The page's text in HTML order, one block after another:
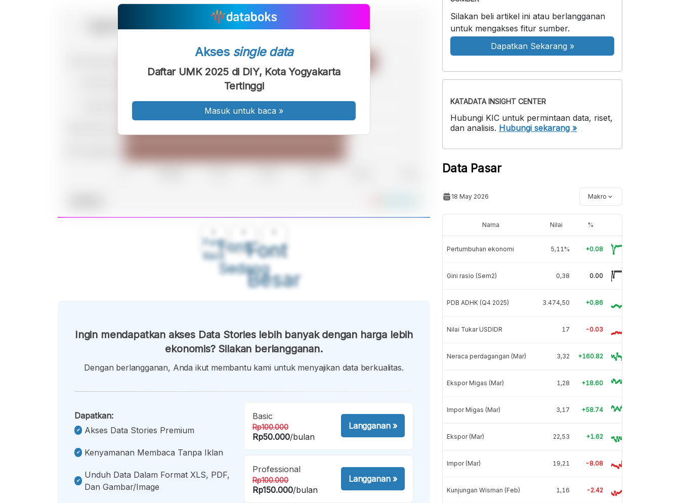
Font
Kecil
Font
Sedang
Font
Besar
Akses single data
Daftar UMK 2025 di DIY, Kota Yogyakarta
Tertinggi
Masuk untuk baca »
Ingin mendapatkan akses Data Stories lebih banyak dengan harga lebih
ekonomis? Silakan berlangganan.
Dengan berlangganan, Anda ikut membantu kami untuk menyajikan data berkualitas.
Dapatkan:
Akses Data Stories Premium
Kenyamanan Membaca Tanpa Iklan
Unduh Data Dalam Format XLS, PDF,
Dan Gambar/image
Basic
Rp100.000
Rp50.000/bulan
Langganan»
Professional
Rp100.000
Rp150.000/bulan
Langganan»
Silakan beli artikel ini atau berlangganan
untuk mengakses fitur sumber.
Dapatkan Sekarang »
KATADATA INSIGHT CENTER
Hubungi KIC untuk permintaan data, riset,
dan analisis. Hubungi sekarang »
Data Pasar
18 May 2026 Makro
Nama Nilai %
Pertumbuhan ekonomi 5,11% +0.08
Gini rasio (Sem2) 0,38 0.00
PDB ADHK (Q4 2025) 3.474,50 +0.86
Nilai Tukar USDIDR 17 -0.03
Neraca perdagangan (Mar) 3,32 +160.82
Ekspor Migas (Mar) 1,28 +18.60
Impor Migas (Mar) 3,17 +58.74
Ekspor (Mar) 22,53 +1.62
Impor (Mar) 19,21 -8.08
Kunjungan Wisman (Feb) 1,16 -2.42